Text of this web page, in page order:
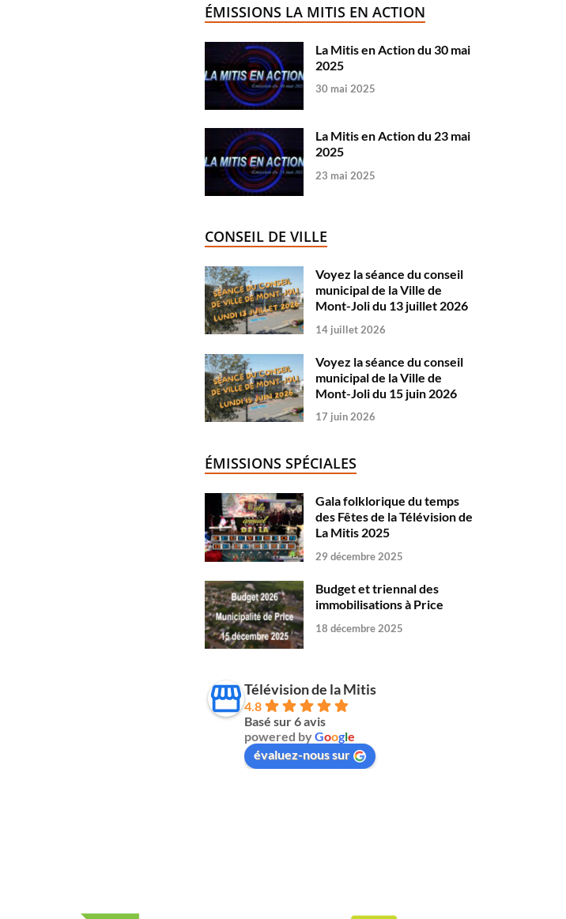
ÉMISSIONS LA MITIS EN ACTION
La Mitis en Action du 30 mai
2025
30 mai 2025
La Mitis en Action du 23 mai
2025
23 mai 2025
CONSEIL DE VILLE
Voyez la séance du conseil
municipal de la Ville de
Mont-Joli du 13 juillet 2026
14 juillet 2026
Voyez la séance du conseil
municipal de la Ville de
Mont-Joli du 15 juin 2026
17 juin 2026
ÉMISSIONS SPÉCIALES
Gala folklorique du temps
des Fêtes de la Télévision de
La Mitis 2025
29 décembre 2025
Budget et triennal des
immobilisations à Price
18 décembre 2025
Télévision de la Mitis
4.8
Basé sur 6 avis
powered byGoogle
évaluez-nous sur